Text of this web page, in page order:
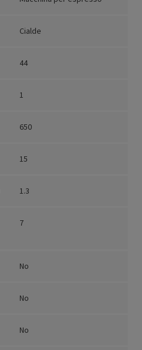
Cialde
44
1
650
15
1.3
7
No
No
No